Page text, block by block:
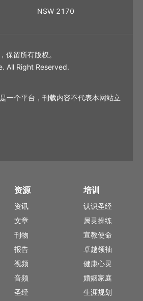
NSW 2170
保留所有版权。
All Right Reserved.
一个平台，刊载内容不代表本网站立
资源
资讯
文章
刊物
报告
视频
音频
圣经
培训
认识圣经
属灵操练
宣教使命
卓越领袖
健康心灵
婚姻家庭
生涯规划